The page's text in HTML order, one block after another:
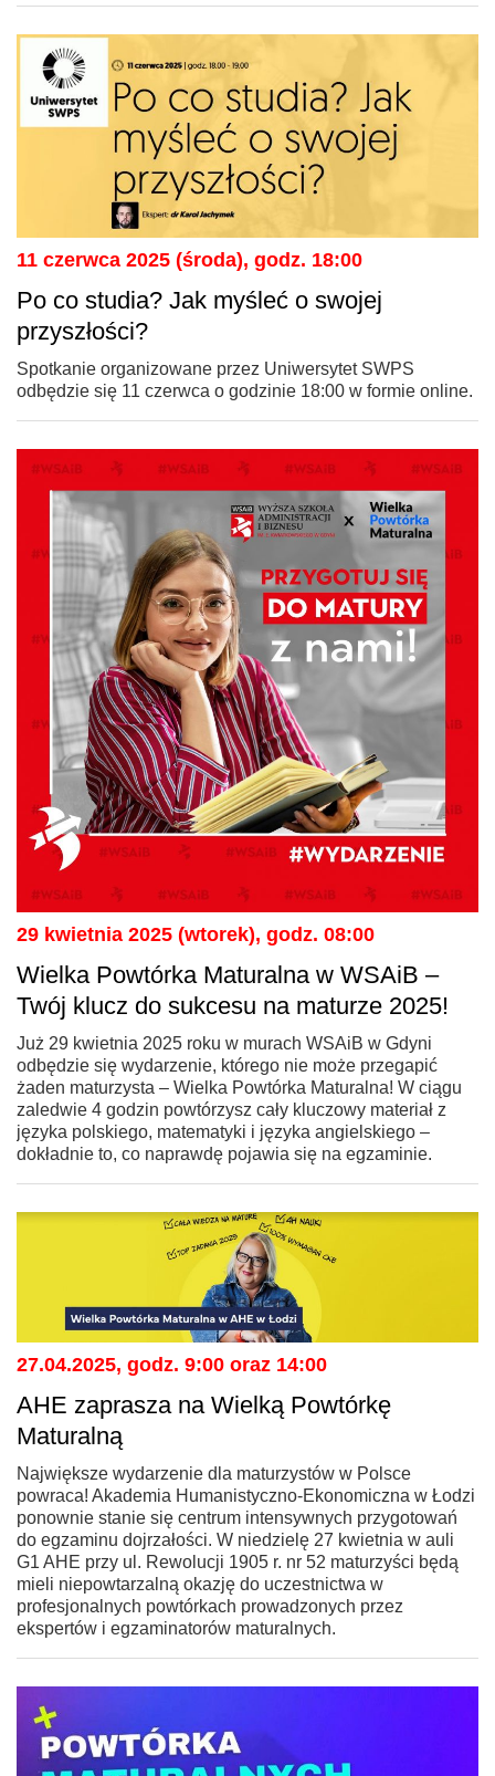
11 czerwca 2025 (środa), godz. 18:00
Po co studia? Jak myśleć o swojej
przyszłości?
Spotkanie organizowane przez Uniwersytet SWPS
odbędzie się 11 czerwca o godzinie 18:00 w formie online.
29 kwietnia 2025 (wtorek), godz. 08:00
Wielka Powtórka Maturalna w WSAiB –
Twój klucz do sukcesu na maturze 2025!
Już 29 kwietnia 2025 roku w murach WSAiB w Gdyni
odbędzie się wydarzenie, którego nie może przegapić
żaden maturzysta – Wielka Powtórka Maturalna! W ciągu
zaledwie 4 godzin powtórzysz cały kluczowy materiał z
języka polskiego, matematyki i języka angielskiego –
dokładnie to, co naprawdę pojawia się na egzaminie.
27.04.2025, godz. 9:00 oraz 14:00
AHE zaprasza na Wielką Powtórkę
Maturalną
Największe wydarzenie dla maturzystów w Polsce
powraca! Akademia Humanistyczno-Ekonomiczna w Łodzi
ponownie stanie się centrum intensywnych przygotowań
do egzaminu dojrzałości. W niedzielę 27 kwietnia w auli
G1 AHE przy ul. Rewolucji 1905 r. nr 52 maturzyści będą
mieli niepowtarzalną okazję do uczestnictwa w
profesjonalnych powtórkach prowadzonych przez
ekspertów i egzaminatorów maturalnych.